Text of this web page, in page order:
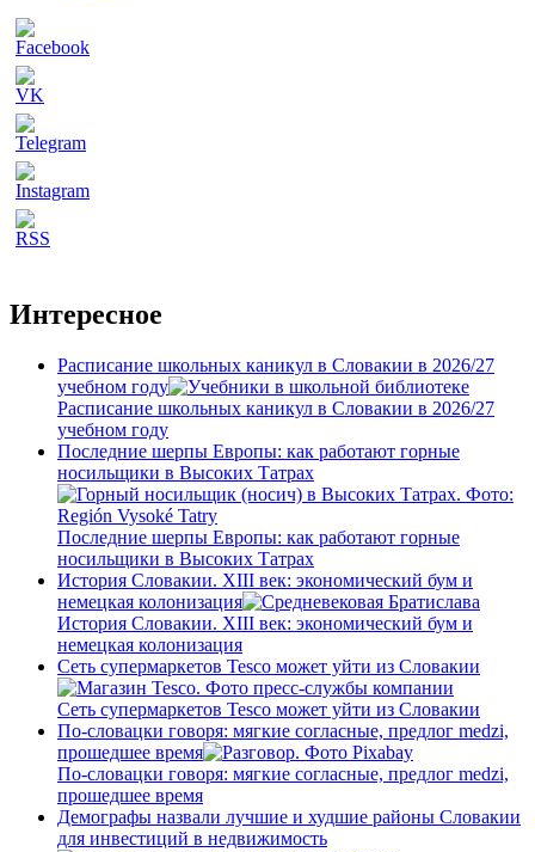
Интересное
Расписание школьных каникул в Словакии в 2026/27
учебном году
Расписание школьных каникул в Словакии в 2026/27
учебном году
Последние шерпы Европы: как работают горные
носильщики в Высоких Татрах
Последние шерпы Европы: как работают горные
носильщики в Высоких Татрах
История Словакии. XIII век: экономический бум и
немецкая колонизация
История Словакии. XIII век: экономический бум и
немецкая колонизация
Сеть супермаркетов Tesco может уйти из Словакии
Сеть супермаркетов Tesco может уйти из Словакии
По-словацки говоря: мягкие согласные, предлог medzi,
прошедшее время
По-словацки говоря: мягкие согласные, предлог medzi,
прошедшее время
Демографы назвали лучшие и худшие районы Словакии
для инвестиций в недвижимость